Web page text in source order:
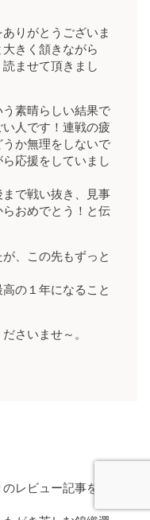
りがとうございま
きく頷きながら
読ませて頂きまし
素晴らしい結果で
人です！連戦の疲
か無理をしないで
応援をしていまし
で戦い抜き、見事
おめでとう！と伝
、この先もずっと
の１年になること
さいませ～。
レビュー記事をあ